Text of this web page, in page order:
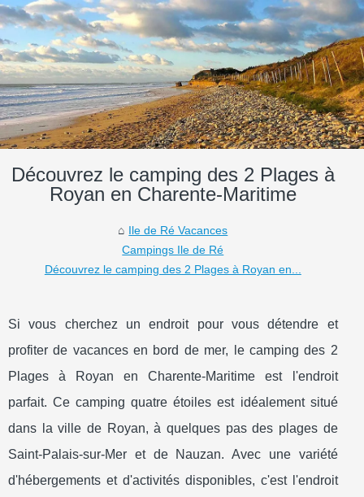
Découvrez le camping des 2 Plages à
Royan en Charente-Maritime
Ile de Ré Vacances
Campings Ile de Ré
Découvrez le camping des 2 Plages à Royan en...
Si vous cherchez un endroit pour vous détendre et
profiter de vacances en bord de mer, le camping des 2
Plages à Royan en Charente-Maritime est l'endroit
parfait. Ce camping quatre étoiles est idéalement situé
dans la ville de Royan, à quelques pas des plages de
Saint-Palais-sur-Mer et de Nauzan. Avec une variété
d'hébergements et d'activités disponibles, c'est l'endroit